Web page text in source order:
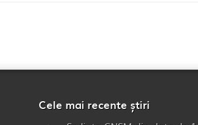
Cele mai recente știri